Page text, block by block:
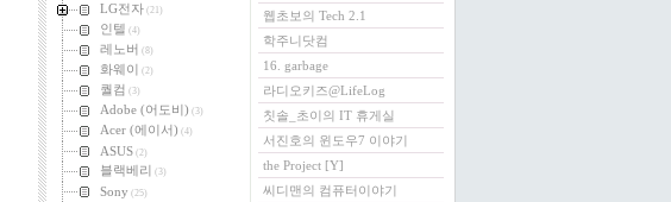
LG전자 (21)
인텔 (4)
레노버 (8)
화웨이 (2)
퀄컴 (3)
Adobe (어도비) (3)
Acer (에이서) (4)
ASUS (2)
블랙베리 (3)
Sony (25)
웹초보의 Tech 2.1
학주니닷컴
16. garbage
라디오키즈@LifeLog
칫솔_초이의 IT 휴게실
서진호의 윈도우7 이야기
the Project [Y]
씨디맨의 컴퓨터이야기